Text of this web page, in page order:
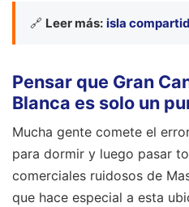
🔗 Leer más: isla
Pensar que Gran
Blanca es solo un
Mucha gente comete el
para dormir y luego pasar
comerciales ruidosos de
que hace especial a esta